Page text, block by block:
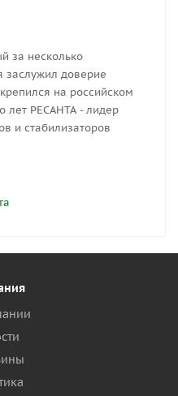
за несколько
заслужил доверие
на российском
лет РЕСАНТА - лидер
и стабилизаторов